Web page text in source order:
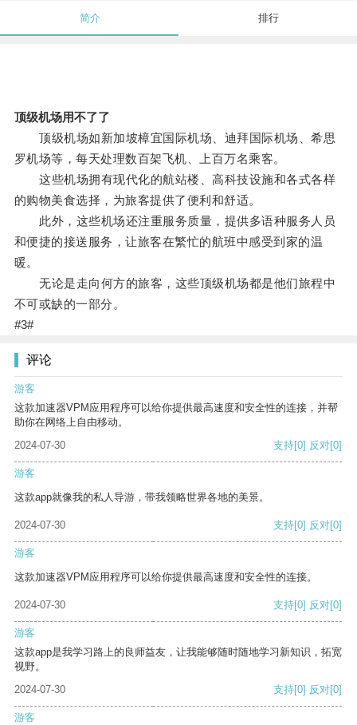
简介 排行
顶级机场用不了了
顶级机场如新加坡樟宜国际机场、迪拜国际机场、希思
罗机场等，每天处理数百架飞机、上百万名乘客。
这些机场拥有现代化的航站楼、高科技设施和各式各样
的购物美食选择，为旅客提供了便利和舒适。
此外，这些机场还注重服务质量，提供多语种服务人员
和便捷的接送服务，让旅客在繁忙的航班中感受到家的温
暖。
无论是走向何方的旅客，这些顶级机场都是他们旅程中
不可或缺的一部分。
#3#
评论
游客
这款加速器VPM应用程序可以给你提供最高速度和安全性的连接，并帮
助你在网络上自由移动。
2024-07-30
支持[0] 反对[0]
游客
这款app就像我的私人导游，带我领略世界各地的美景。
2024-07-30 支持[0] 反对[0]
游客
这款加速器VPM应用程序可以给你提供最高速度和安全性的连接。
2024-07-30 支持[0] 反对[0]
游客
这款app是我学习路上的良师益友，让我能够随时随地学习新知识，拓宽
视野。
2024-07-30
支持[0] 反对[0]
游客